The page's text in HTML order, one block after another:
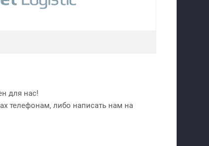
для нас!
телефонам, либо написать нам на